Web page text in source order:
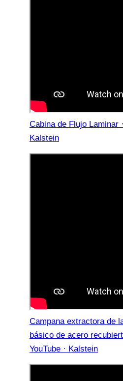
Cabina de Flujo Laminar
Kalstein
Campana extractora de
básico de acero
YouTube · Kalstein